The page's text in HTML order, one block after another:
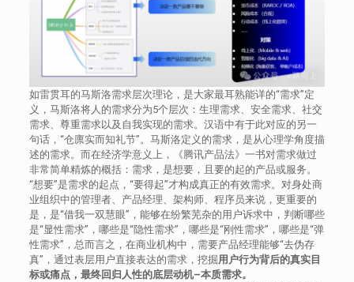
如雷贯耳的马斯洛需求层次理论，是大家最耳熟能详的“需求”定
义，马斯洛将人的需求分为5个层次：生理需求、安全需求、社交
需求、尊重需求以及自我实现的需求。汉语中有于此对应的另一
句话，“仓廪实而知礼节”。马斯洛定义的需求，是从心理学角度描
述的需求。而在经济学意义上，《腾讯产品法》一书对需求做过
非常简单精炼的概括：需求，是想要，且要的起的产品或服务。
“想要”是需求的起点，“要得起”才构成真正的有效需求。对身处商
业组织中的管理者、产品经理、架构师、程序员来说，更重要的
是，是“借我一双慧眼”，能够在纷繁芜杂的用户诉求中，判断哪些
是“显性需求”，哪些是“隐性需求”，哪些是“刚性需求”，哪些是“弹
性需求”，总而言之，在商业机构中，需要产品经理能够“去伪存
真”，通过表层用户直接表达的需求，挖掘用户行为背后的真实目
标或痛点，最终回归人性的底层动机–本质需求。